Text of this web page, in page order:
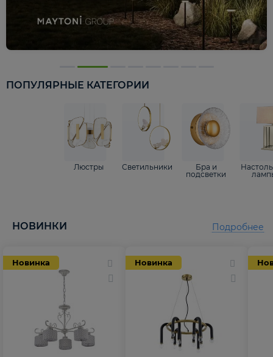
ПОПУЛЯРНЫЕ КАТЕГОРИИ
Люстры Светильники
Бра и
подсветки
НОВИНКИ
Новинка Новинка
Подробнее